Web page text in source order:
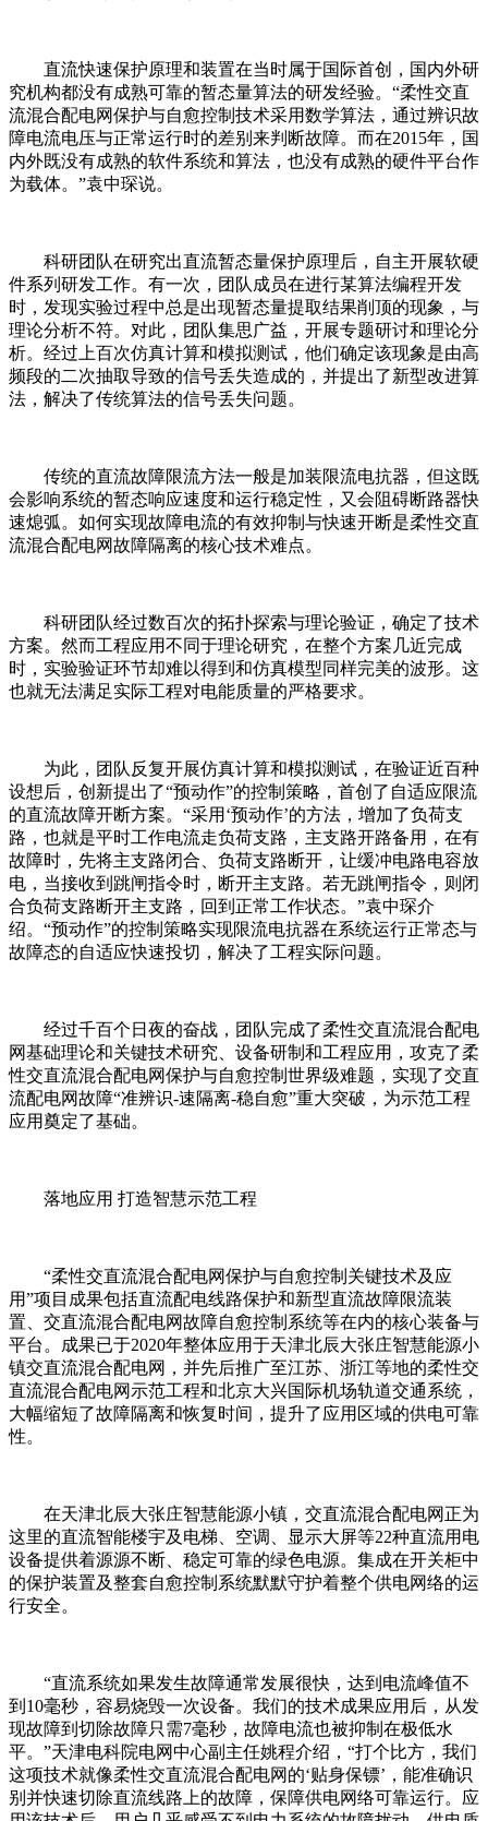
直流快速保护原理和装置在当时属于国际首创，国内外研
究机构都没有成熟可靠的暂态量算法的研发经验。“柔性交直
流混合配电网保护与自愈控制技术采用数学算法，通过辨识故
障电流电压与正常运行时的差别来判断故障。而在2015年，国
内外既没有成熟的软件系统和算法，也没有成熟的硬件平台作
为载体。”袁中琛说。
科研团队在研究出直流暂态量保护原理后，自主开展软硬
件系列研发工作。有一次，团队成员在进行某算法编程开发
时，发现实验过程中总是出现暂态量提取结果削顶的现象，与
理论分析不符。对此，团队集思广益，开展专题研讨和理论分
析。经过上百次仿真计算和模拟测试，他们确定该现象是由高
频段的二次抽取导致的信号丢失造成的，并提出了新型改进算
法，解决了传统算法的信号丢失问题。
传统的直流故障限流方法一般是加装限流电抗器，但这既
会影响系统的暂态响应速度和运行稳定性，又会阻碍断路器快
速熄弧。如何实现故障电流的有效抑制与快速开断是柔性交直
流混合配电网故障隔离的核心技术难点。
科研团队经过数百次的拓扑探索与理论验证，确定了技术
方案。然而工程应用不同于理论研究，在整个方案几近完成
时，实验验证环节却难以得到和仿真模型同样完美的波形。这
也就无法满足实际工程对电能质量的严格要求。
为此，团队反复开展仿真计算和模拟测试，在验证近百种
设想后，创新提出了“预动作”的控制策略，首创了自适应限流
的直流故障开断方案。“采用‘预动作’的方法，增加了负荷支
路，也就是平时工作电流走负荷支路，主支路开路备用，在有
故障时，先将主支路闭合、负荷支路断开，让缓冲电路电容放
电，当接收到跳闸指令时，断开主支路。若无跳闸指令，则闭
合负荷支路断开主支路，回到正常工作状态。”袁中琛介
绍。“预动作”的控制策略实现限流电抗器在系统运行正常态与
故障态的自适应快速投切，解决了工程实际问题。
经过千百个日夜的奋战，团队完成了柔性交直流混合配电
网基础理论和关键技术研究、设备研制和工程应用，攻克了柔
性交直流混合配电网保护与自愈控制世界级难题，实现了交直
流配电网故障“准辨识-速隔离-稳自愈”重大突破，为示范工程
应用奠定了基础。
落地应用 打造智慧示范工程
“柔性交直流混合配电网保护与自愈控制关键技术及应
用”项目成果包括直流配电线路保护和新型直流故障限流装
置、交直流混合配电网故障自愈控制系统等在内的核心装备与
平台。成果已于2020年整体应用于天津北辰大张庄智慧能源小
镇交直流混合配电网，并先后推广至江苏、浙江等地的柔性交
直流混合配电网示范工程和北京大兴国际机场轨道交通系统，
大幅缩短了故障隔离和恢复时间，提升了应用区域的供电可靠
性。
在天津北辰大张庄智慧能源小镇，交直流混合配电网正为
这里的直流智能楼宇及电梯、空调、显示大屏等22种直流用电
设备提供着源源不断、稳定可靠的绿色电源。集成在开关柜中
的保护装置及整套自愈控制系统默默守护着整个供电网络的运
行安全。
“直流系统如果发生故障通常发展很快，达到电流峰值不
到10毫秒，容易烧毁一次设备。我们的技术成果应用后，从发
现故障到切除故障只需7毫秒，故障电流也被抑制在极低水
平。”天津电科院电网中心副主任姚程介绍，“打个比方，我们
这项技术就像柔性交直流混合配电网的‘贴身保镖’，能准确识
别并快速切除直流线路上的故障，保障供电网络可靠运行。应